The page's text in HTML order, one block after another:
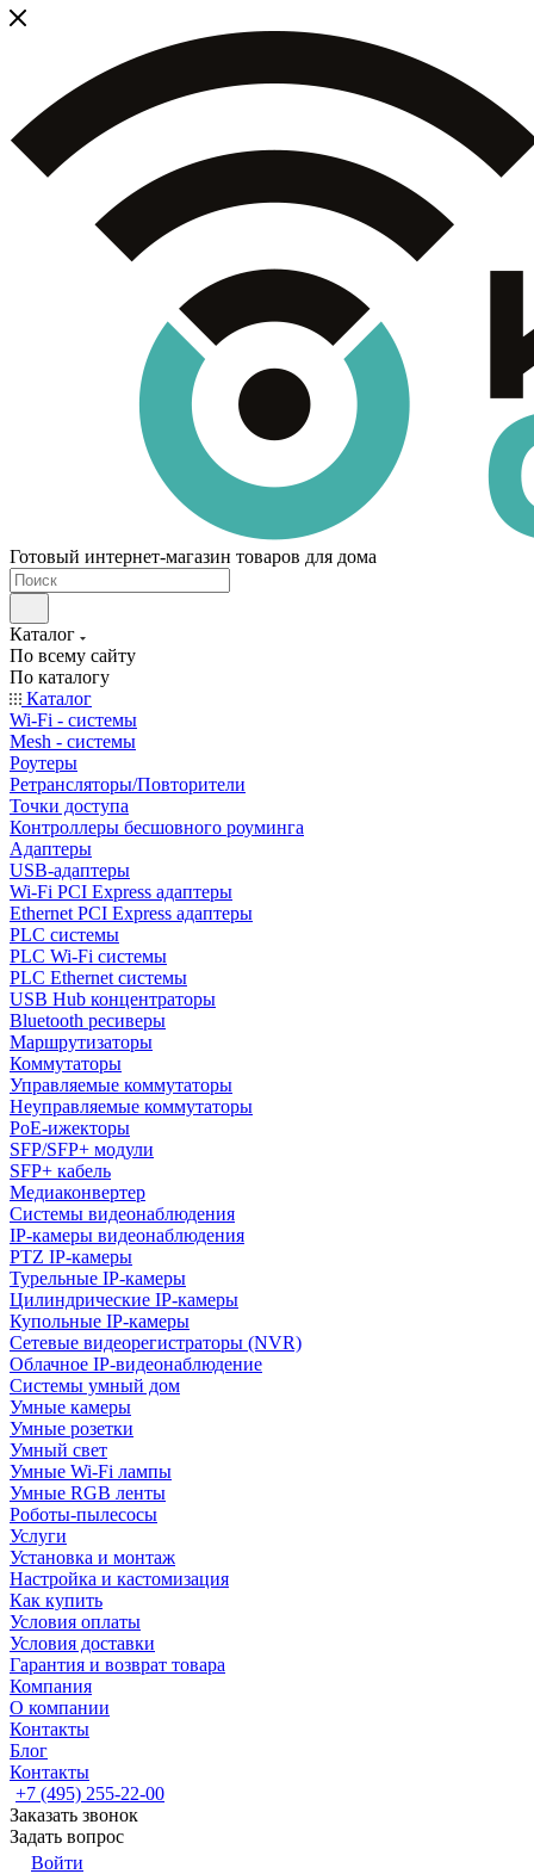
Готовый интернет-магазин товаров для дома
Каталог
По всему сайту
По каталогу
Каталог
Wi-Fi - системы
Mesh - системы
Роутеры
Ретрансляторы/Повторители
Точки доступа
Контроллеры бесшовного роуминга
Адаптеры
USB-адаптеры
Wi-Fi PCI Express адаптеры
Ethernet PCI Express адаптеры
PLC системы
PLC Wi-Fi системы
PLC Ethernet системы
USB Hub концентраторы
Bluetooth ресиверы
Маршрутизаторы
Коммутаторы
Управляемые коммутаторы
Неуправляемые коммутаторы
PoE-ижекторы
SFP/SFP+ модули
SFP+ кабель
Медиаконвертер
Системы видеонаблюдения
IP-камеры видеонаблюдения
PTZ IP-камеры
Турельные IP-камеры
Цилиндрические IP-камеры
Купольные IP-камеры
Сетевые видеорегистраторы (NVR)
Облачное IP-видеонаблюдение
Системы умный дом
Умные камеры
Умные розетки
Умный свет
Умные Wi-Fi лампы
Умные RGB ленты
Роботы-пылесосы
Услуги
Установка и монтаж
Настройка и кастомизация
Как купить
Условия оплаты
Условия доставки
Гарантия и возврат товара
Компания
О компании
Контакты
Блог
Контакты
+7 (495) 255-22-00
Заказать звонок
Задать вопрос
Войти